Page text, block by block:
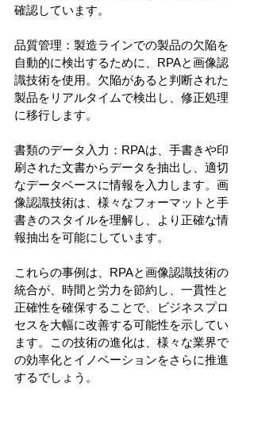
確認しています。
品質管理：製造ラインでの製品の欠陥を
自動的に検出するために、RPAと画像認
識技術を使用。欠陥があると判断された
製品をリアルタイムで検出し、修正処理
に移行します。
書類のデータ入力：RPAは、手書きや印
刷された文書からデータを抽出し、適切
なデータベースに情報を入力します。画
像認識技術は、様々なフォーマットと手
書きのスタイルを理解し、より正確な情
報抽出を可能にしています。
これらの事例は、RPAと画像認識技術の
統合が、時間と労力を節約し、一貫性と
正確性を確保することで、ビジネスプロ
セスを大幅に改善する可能性を示してい
ます。この技術の進化は、様々な業界で
の効率化とイノベーションをさらに推進
するでしょう。